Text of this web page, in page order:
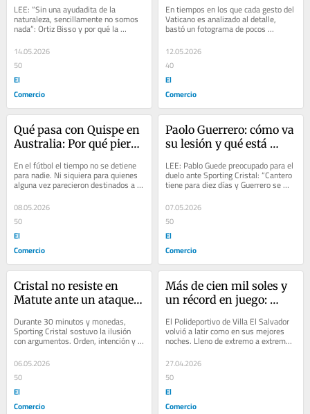
torneos de menores más
importantes del mundo
LEE: “Sin una ayudadita de la
naturaleza, sencillamente no somos
nada”: Ortiz Bisso y por qué la
urgencia de Mano Menezes de que
Perú juegue en...
14.05.2026
50
El
Comercio
conquistó internet y que
es posible conseguir
En tiempos en los que cada gesto del
Vaticano es analizado al detalle,
bastó un fotograma de pocos
segundos para generar una
conversación global. En...
12.05.2026
40
El
Comercio
Qué pasa con Quispe en
Australia: Por qué pierde
cuánto se distancia de lo
que buscan en Videna
En el fútbol el tiempo no se detiene
para nadie. Ni siquiera para quienes
alguna vez parecieron destinados a
brillar. Piero Quispe atraviesa hoy
un...
08.05.2026
50
El
Comercio
Paolo Guerrero: cómo va
su lesión y qué está
Alianza-Cristal que casi
define el Apertura
LEE: Pablo Guede preocupado para el
duelo ante Sporting Cristal: “Cantero
tiene para diez días y Guerrero se
sintió en la práctica” “Es una...
07.05.2026
50
El
Comercio
Cristal no resiste en
Matute ante un ataque
millones: Por qué la
derrota ante Palmeiras
viene
Durante 30 minutos y monedas,
Sporting Cristal sostuvo la ilusión
con argumentos. Orden, intención y
una idea clara de juego. Pero en la
Copa...
06.05.2026
50
El
Comercio
Más de cien mil soles y
un récord en juego:
es el favorito ante San
Martín para el
El Polideportivo de Villa El Salvador
volvió a latir como en sus mejores
noches. Lleno de extremo a extremo,
al...
27.04.2026
50
El
Comercio